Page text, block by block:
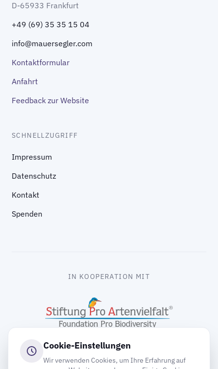
D-65933 Frankfurt
+49 (69) 35 35 15 04
info@mauersegler.com
Kontaktformular
Anfahrt
Feedback zur Website
SCHNELLZUGRIFF
Impressum
Datenschutz
Kontakt
Spenden
IN KOOPERATION MIT
Cookie-Einstellungen
Wir verwenden Cookies, um Ihre Erfahrung auf